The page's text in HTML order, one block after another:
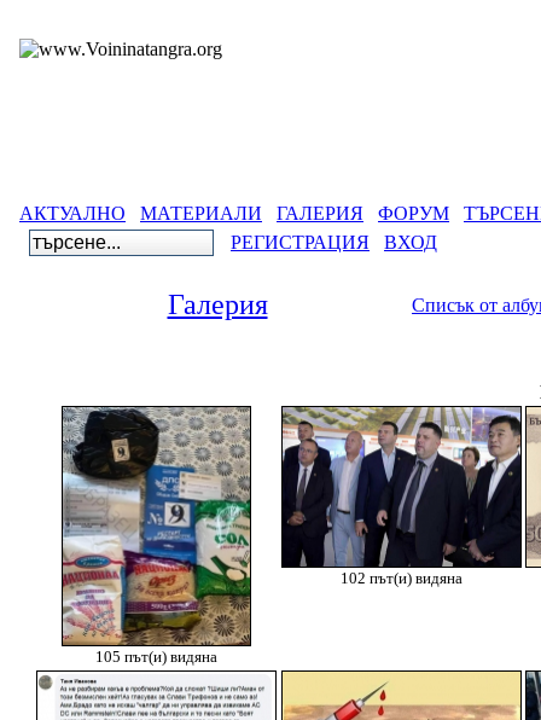
АКТУАЛНО МАТЕРИАЛИ ГАЛЕРИЯ ФОРУМ
РЕГИСТРАЦИЯ
ВХОД
Галерия Списък от
105 път(и) видяна
102 път(и) видяна